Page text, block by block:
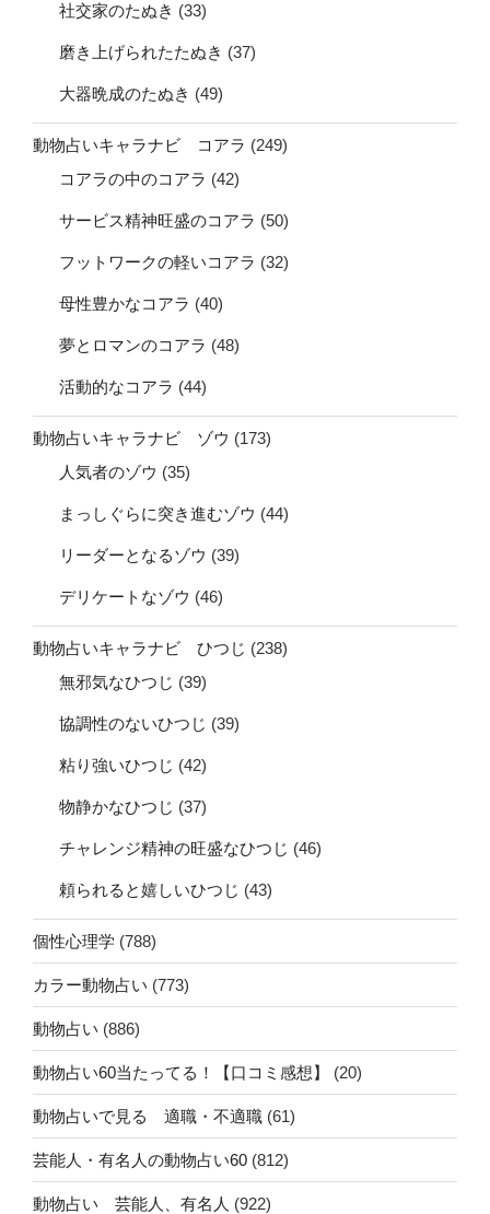
社交家のたぬき (33)
磨き上げられたたぬき (37)
大器晩成のたぬき (49)
動物占いキャラナビ コアラ (249)
コアラの中のコアラ (42)
サービス精神旺盛のコアラ (50)
フットワークの軽いコアラ (32)
母性豊かなコアラ (40)
夢とロマンのコアラ (48)
活動的なコアラ (44)
動物占いキャラナビ ゾウ (173)
人気者のゾウ (35)
まっしぐらに突き進むゾウ (44)
リーダーとなるゾウ (39)
デリケートなゾウ (46)
動物占いキャラナビ ひつじ (238)
無邪気なひつじ (39)
協調性のないひつじ (39)
粘り強いひつじ (42)
物静かなひつじ (37)
チャレンジ精神の旺盛なひつじ (46)
頼られると嬉しいひつじ (43)
個性心理学 (788)
カラー動物占い (773)
動物占い (886)
動物占い60当たってる！【口コミ感想】 (20)
動物占いで見る 適職・不適職 (61)
芸能人・有名人の動物占い60 (812)
動物占い 芸能人、有名人 (922)